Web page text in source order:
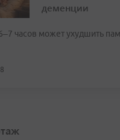
деменции
часов может ухудшить